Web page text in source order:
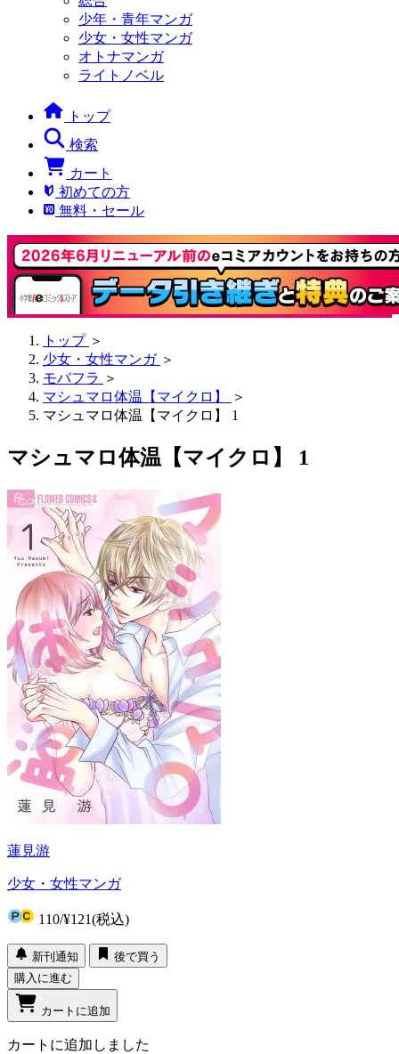
少年・青年マンガ
少女・女性マンガ
オトナマンガ
ライトノベル
トップ
検索
カート
初めての方
無料・セール
トップ ＞
少女・女性マンガ ＞
モバフラ ＞
マシュマロ体温【マイクロ】
＞
マシュマロ体温【マイクロ】 1
マシュマロ体温【マイクロ】 1
蓮見游
少女・女性マンガ
110/¥121(税込)
新刊通知
後で買う
購入に進む
カートに追加
カートに追加しました